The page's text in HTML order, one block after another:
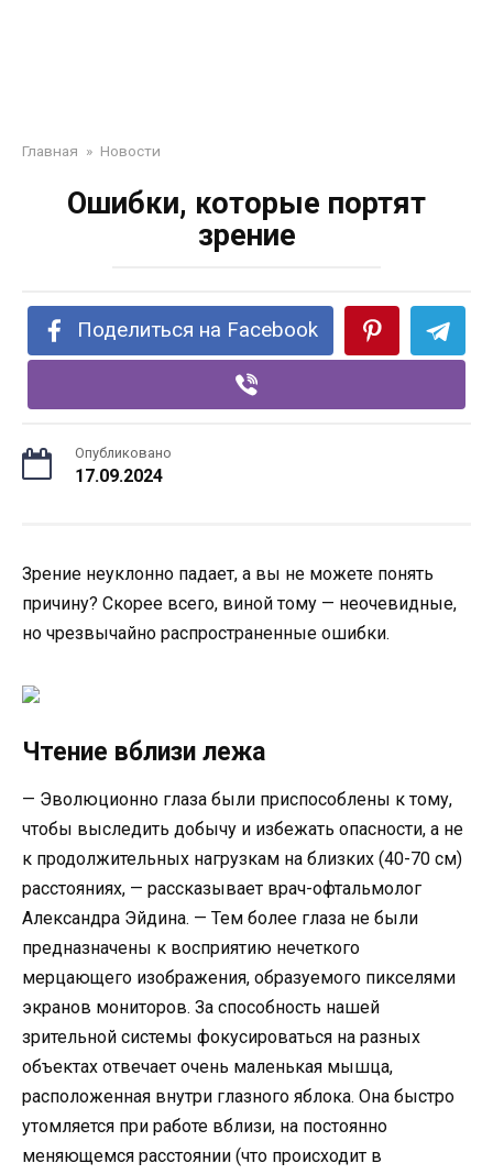
Главная » Новости
Ошибки, которые портят
зрение
Поделиться на Facebook
Опубликовано
17.09.2024
Зрение неуклонно падает, а вы не можете понять
причину? Скорее всего, виной тому — неочевидные,
но чрезвычайно распространенные ошибки.
Чтение вблизи лежа
— Эволюционно глаза были приспособлены к тому,
чтобы выследить добычу и избежать опасности, а не
к продолжительных нагрузкам на близких (40-70 см)
расстояниях, — рассказывает врач-офтальмолог
Александра Эйдина. — Тем более глаза не были
предназначены к восприятию нечеткого
мерцающего изображения, образуемого пикселями
экранов мониторов. За способность нашей
зрительной системы фокусироваться на разных
объектах отвечает очень маленькая мышца,
расположенная внутри глазного яблока. Она быстро
утомляется при работе вблизи, на постоянно
меняющемся расстоянии (что происходит в